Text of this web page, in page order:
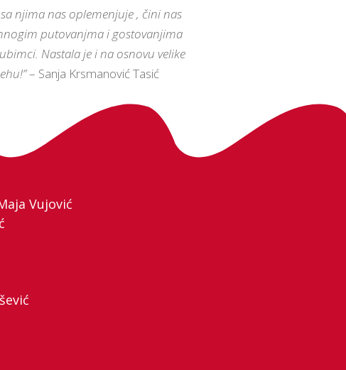
njima nas oplemenjuje , čini nas
putovanjma i gostovanjima
Nastala je i na osnovu velike
– Sanja Krsmanović Tasić
Vujović